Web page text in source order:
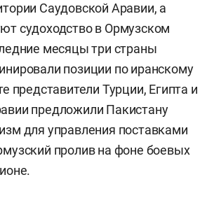
Саудовской Аравии, а
судоходство в Ормузском
месяцы три страны
позиции по иранскому
представители Турции, Египта и
предложили Пакистану
для управления поставками
пролив на фоне боевых